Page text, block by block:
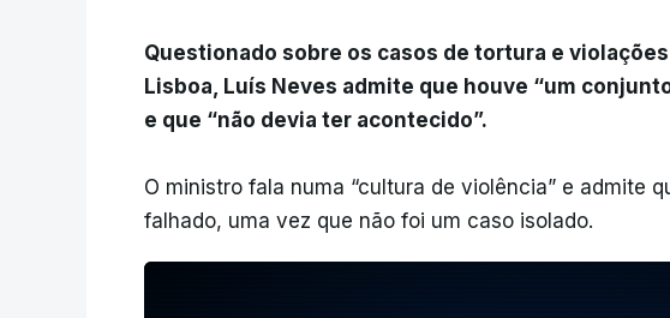
Questionado sobre os casos de tortura e
Lisboa, Luís Neves admite que houve “um
e que “não devia ter acontecido”.
O ministro fala numa “cultura de violência” e admite
falhado, uma vez que não foi um caso isolado.